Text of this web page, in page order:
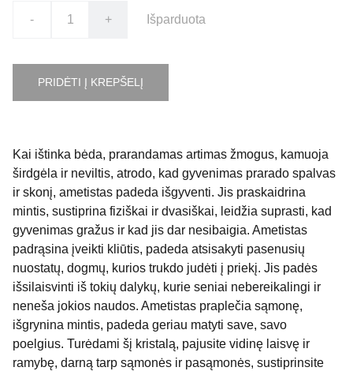
- + Išparduota
PRIDĖTI Į KREPŠELĮ
Kai ištinka bėda, prarandamas artimas žmogus, kamuoja
širdgėla ir neviltis, atrodo, kad gyvenimas prarado spalvas
ir skonį, ametistas padeda išgyventi. Jis praskaidrina
mintis, sustiprina fiziškai ir dvasiškai, leidžia suprasti, kad
gyvenimas gražus ir kad jis dar nesibaigia. Ametistas
padrąsina įveikti kliūtis, padeda atsisakyti pasenusių
nuostatų, dogmų, kurios trukdo judėti į priekį. Jis padės
išsilaisvinti iš tokių dalykų, kurie seniai nebereikalingi ir
neneša jokios naudos. Ametistas praplečia sąmonę,
išgrynina mintis, padeda geriau matyti save, savo
poelgius. Turėdami šį kristalą, pajusite vidinę laisvę ir
ramybę, darną tarp sąmonės ir pasąmonės, sustiprinsite